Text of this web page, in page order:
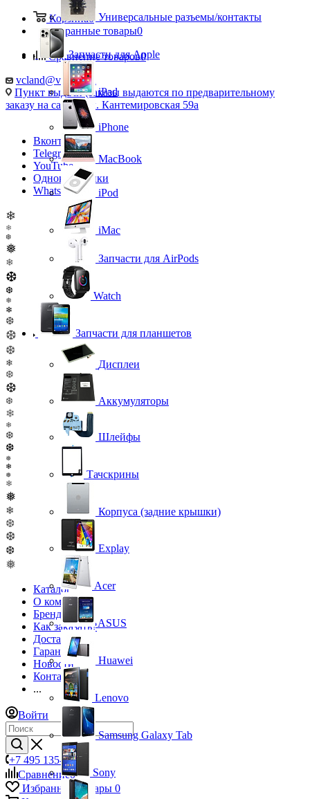
Корзина0
Избранные товары0
Сравнение товаров0
vcland@vcland.ru
Пункт выдачи (заказы выдаются по предварительному
заказу на сайте), ул. Кантемировская 59а
Вконтакте
Telegram
YouTube
Одноклассники
WhatsApp
❄
❄
❆
❅
❄
❆
❆
❅
❄
❆
❆
❆
❄
❆
❆
❆
❄
❄
❆
❆
❅
❄
❅
❄
❅
❄
❆
❆
❆
❅
Каталог
О компании
Бренды
Как заказать?
Доставка
Гарантия
Новости
Контакты
...
Войти
+7 495 135-39-43
Сравнение0
Избранные товары 0
Универсальные разъемы/контакты
Запчасти для Apple
iPad
iPhone
MacBook
iPod
iMac
Запчасти для AirPods
Watch
Запчасти для планшетов
Дисплеи
Аккумуляторы
Шлейфы
Тачскрины
Корпуса (задние крышки)
Explay
Acer
ASUS
Huawei
Lenovo
Samsung Galaxy Tab
Sony